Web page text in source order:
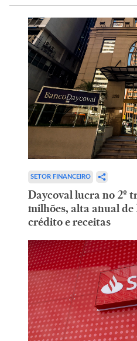
SETOR FINANCEIRO
Daycoval lucra no 2º
milhões, alta anual de
crédito e receitas